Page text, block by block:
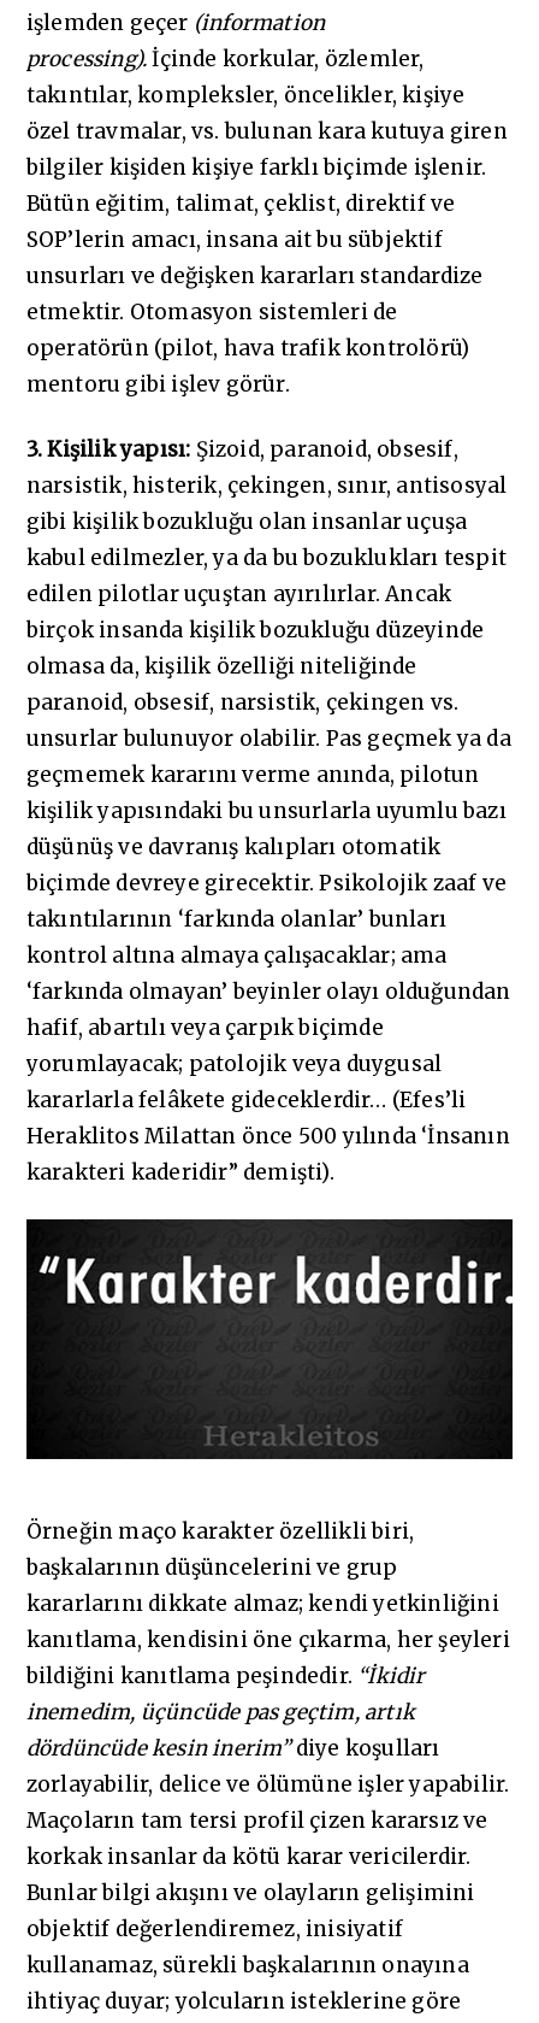
işlemden geçer (information
processing).İçinde korkular, özlemler,
takıntılar, kompleksler, öncelikler, kişiye
özel travmalar, vs. bulunan kara kutuya giren
bilgiler kişiden kişiye farklı biçimde işlenir.
Bütün eğitim, talimat, çeklist, direktif ve
SOP’lerin amacı, insana ait bu sübjektif
unsurları ve değişken kararları standardize
etmektir. Otomasyon sistemleri de
operatörün (pilot, hava trafik kontrolörü)
mentoru gibi işlev görür.
3. Kişilik yapısı: Şizoid, paranoid, obsesif,
narsistik, histerik, çekingen, sınır, antisosyal
gibi kişilik bozukluğu olan insanlar uçuşa
kabul edilmezler, ya da bu bozuklukları tespit
edilen pilotlar uçuştan ayırılırlar. Ancak
birçok insanda kişilik bozukluğu düzeyinde
olmasa da, kişilik özelliği niteliğinde
paranoid, obsesif, narsistik, çekingen vs.
unsurlar bulunuyor olabilir. Pas geçmek ya da
geçmemek kararını verme anında, pilotun
kişilik yapısındaki bu unsurlarla uyumlu bazı
düşünüş ve davranış kalıpları otomatik
biçimde devreye girecektir. Psikolojik zaaf ve
takıntılarının ‘farkında olanlar’ bunları
kontrol altına almaya çalışacaklar; ama
‘farkında olmayan’ beyinler olayı olduğundan
hafif, abartılı veya çarpık biçimde
yorumlayacak; patolojik veya duygusal
kararlarla felâkete gideceklerdir… (Efes’li
Heraklitos Milattan önce 500 yılında ‘İnsanın
karakteri kaderidir” demişti).
Örneğin maço karakter özellikli biri,
başkalarının düşüncelerini ve grup
kararlarını dikkate almaz; kendi yetkinliğini
kanıtlama, kendisini öne çıkarma, her şeyleri
bildiğini kanıtlama peşindedir. “İkidir
inemedim, üçüncüde pas geçtim, artık
dördüncüde kesin inerim”diye koşulları
zorlayabilir, delice ve ölümüne işler yapabilir.
Maçoların tam tersi profil çizen kararsız ve
korkak insanlar da kötü karar vericilerdir.
Bunlar bilgi akışını ve olayların gelişimini
objektif değerlendiremez, inisiyatif
kullanamaz, sürekli başkalarının onayına
ihtiyaç duyar; yolcuların isteklerine göre